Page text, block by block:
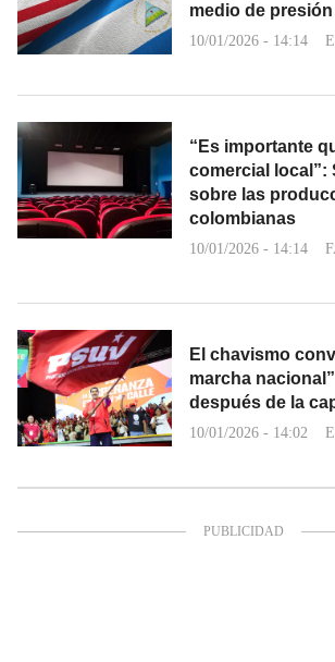
medio de presión
10/01/2026 - 14:14
“Es importante
comercial local”:
sobre las
colombianas
10/01/2026 - 14:14
El chavismo
marcha
después de la
10/01/2026 - 14:02